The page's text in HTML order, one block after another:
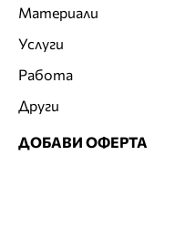
Материали
Услуги
Работа
Други
ДОБАВИ ОФЕРТА